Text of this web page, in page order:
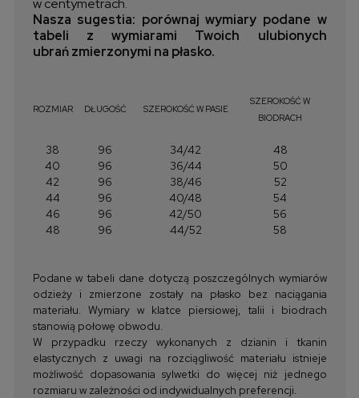
Nasza sugestia: porównaj wymiary podane w
tabeli z wymiarami Twoich ulubionych
ubrań zmierzonymi na płasko.
ROZMIAR DŁUGOŚĆ SZEROKOŚĆ W PASIE
SZEROKOŚĆ W
BIODRACH
38 96 34/42
48
40
96 36/44
50
42
96 38/46
52
44
96 40/48
54
46
96 42/50
56
48
96 44/52 58
Podane w tabeli dane dotyczą poszczególnych wymiarów
odzieży i zmierzone zostały na płasko bez naciągania
materiału. Wymiary w klatce piersiowej, talii i biodrach
stanowią połowę obwodu.
W przypadku rzeczy wykonanych z dzianin i tkanin
elastycznych z uwagi na rozciągliwość materiału istnieje
możliwość dopasowania sylwetki do więcej niż jednego
rozmiaru w zależności od indywidualnych preferencji.